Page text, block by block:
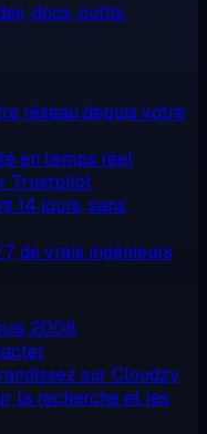
docs, outils,
réseau depuis votre
en temps réel
Trustpilot
14 jours, sans
de vrais ingénieurs
2008
sur Cloudzy
la recherche et les